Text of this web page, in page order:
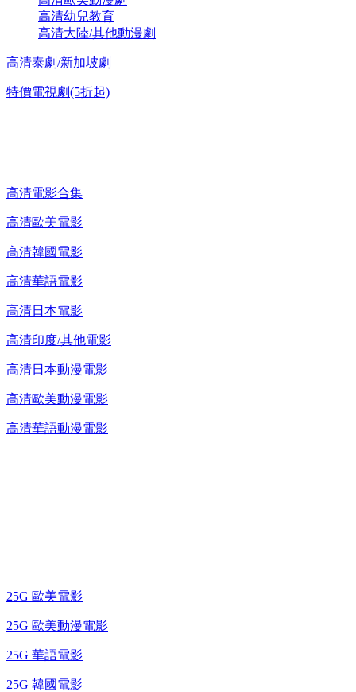
高清幼兒教育
高清大陸/其他動漫劇
高清泰劇/新加坡劇
特價電視劇(5折起)
高清電影合集
高清歐美電影
高清韓國電影
高清華語電影
高清日本電影
高清印度/其他電影
高清日本動漫電影
高清歐美動漫電影
高清華語動漫電影
25G 歐美電影
25G 歐美動漫電影
25G 華語電影
25G 韓國電影